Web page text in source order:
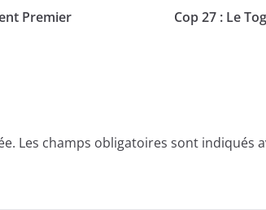
Premier
Cop 27 : Le
Les champs obligatoires sont indiqués